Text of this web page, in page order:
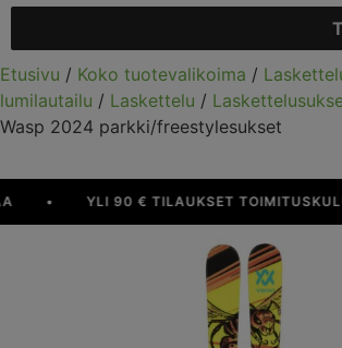
Etusivu / Koko tuotevalikoima /
lumilautailu / Laskettelu /
Wasp 2024 parkki/freestylesukset
YLI 90 € TILAUKSET